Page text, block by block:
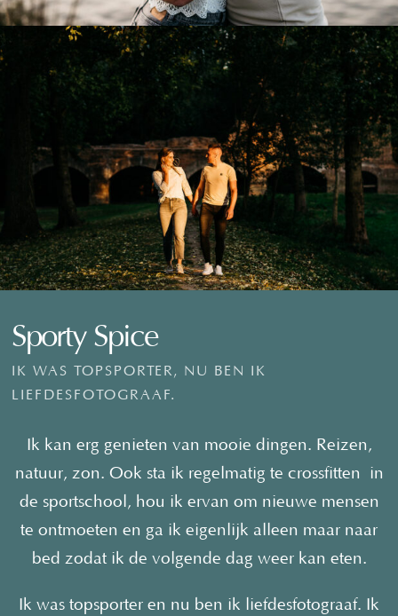
Sporty Spice
IK WAS TOPSPORTER, NU BEN IK
LIEFDESFOTOGRAAF.
Ik kan erg genieten van mooie dingen. Reizen,
natuur, zon. Ook sta ik regelmatig te crossfitten in
de sportschool, hou ik ervan om nieuwe mensen
te ontmoeten en ga ik eigenlijk alleen maar naar
bed zodat ik de volgende dag weer kan eten.
Ik was topsporter en nu ben ik liefdesfotograaf. Ik